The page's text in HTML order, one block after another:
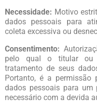
Necessidade: Motivo
dados pessoais para
coleta excessiva ou
Consentimento:
pelo qual o titular ou
tratamento de seus
Portanto, é a
dados pessoais para um
necessário com a devida